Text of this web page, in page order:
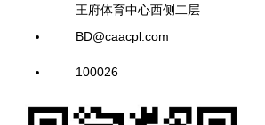
王府体育中心西侧二层
BD@caacpl.com
100026